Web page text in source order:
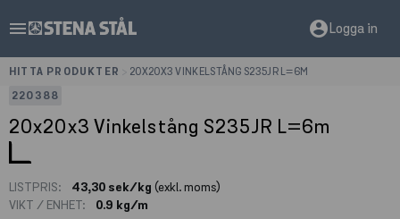
menu account_circleLogga in
HITTA PRODUKTER
20X20X3 VINKELSTÅNG S235JR L=6M
220388
20x20x3 Vinkelstång S235JR L=6m
LISTPRIS: 43,30 sek/kg (exkl. moms)
VIKT / ENHET:
0.9 kg/m